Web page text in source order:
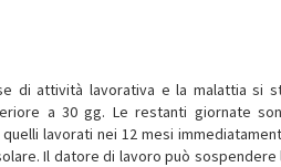
di attività lavorativa e la malattia si
a 30 gg. Le restanti giornate
lavorati nei 12 mesi
Il datore di lavoro può sospendere